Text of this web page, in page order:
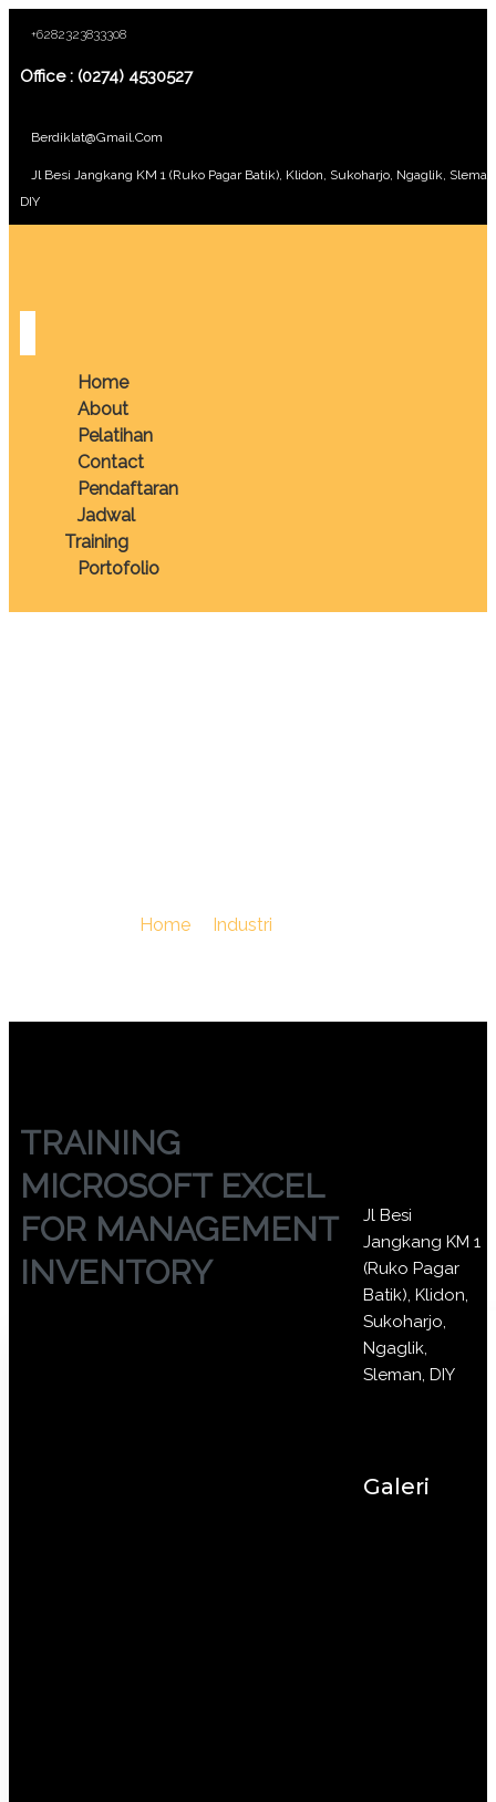
+6282323833308
Office : (0274) 4530527
Berdiklat@gmail.com
Jl Besi Jangkang KM 1 (Ruko Pagar Batik), Klidon, Sukoharjo, Ngaglik,
DIY
Home
About
Pelatihan
Contact
Pendaftaran
Jadwal
Training
Portofolio
Home Industri
TRAINING
MICROSOFT EXCEL
FOR MANAGEMENT
INVENTORY
Jl Besi
Jangkang KM 1
(Ruko Pagar
Batik), Klidon,
Sukoharjo,
Ngaglik,
Sleman, DIY
Galeri